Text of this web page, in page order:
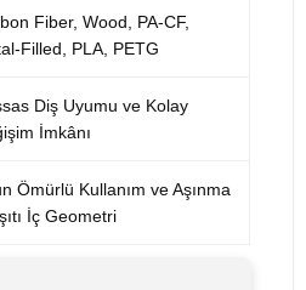
Fiber, Wood, PA-CF,
Filled, PLA, PETG
Diş Uyumu ve Kolay
İmkânı
Ömürlü Kullanım ve Aşınma
İç Geometri